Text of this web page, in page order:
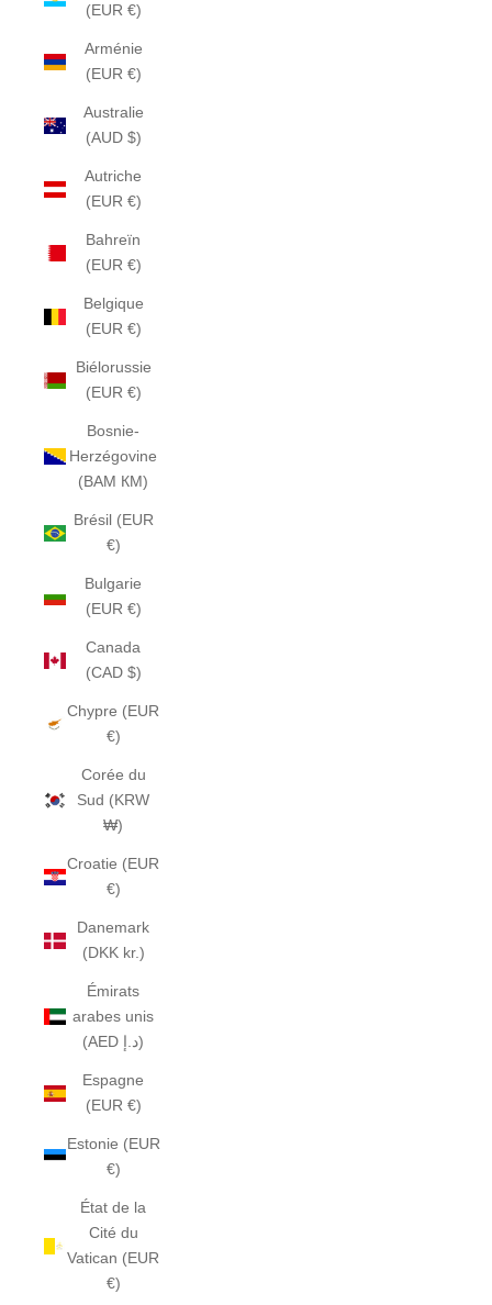
(EUR €)
Arménie
(EUR €)
Australie
(AUD $)
Autriche
(EUR €)
Bahreïn
(EUR €)
Belgique
(EUR €)
Biélorussie
(EUR €)
Bosnie-
Herzégovine
(BAM КМ)
Brésil (EUR
€)
Bulgarie
(EUR €)
Canada
(CAD $)
Chypre (EUR
€)
Corée du
Sud (KRW
₩)
Croatie (EUR
€)
Danemark
(DKK kr.)
Émirats
arabes unis
(AED د.إ)
Espagne
(EUR €)
Estonie (EUR
€)
État de la
Cité du
Vatican (EUR
€)